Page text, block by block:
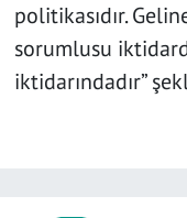
politikasıdır.
sorumlusu
iktidarındadır”